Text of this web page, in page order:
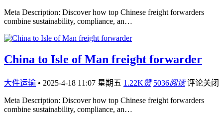
Meta Description: Discover how top Chinese freight forwarders
combine sustainability, compliance, an…
China to Isle of Man freight forwarder
大件运输 • 2025-4-18 11:07 星期五 1.22K赞 5036阅读 评论关闭
Meta Description: Discover how top Chinese freight forwarders
combine sustainability, compliance, an…